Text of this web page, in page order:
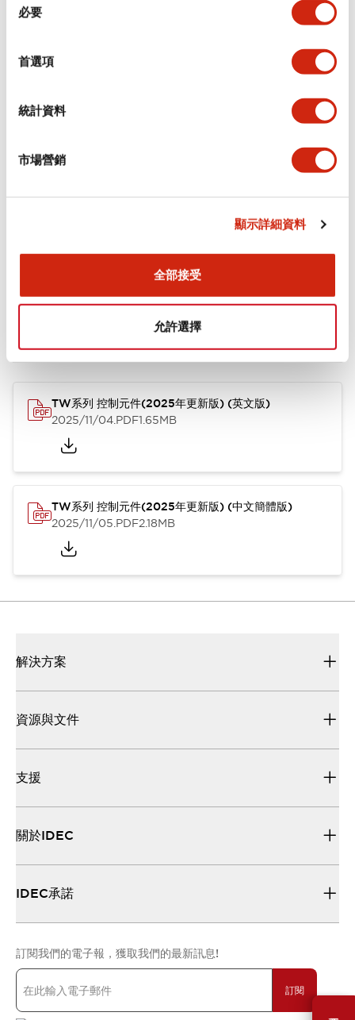
必要
首選項
統計資料
市場營銷
顯示詳細資料
全部接受
允許選擇
顯示全部+
審美規範
環境規範
TW系列 控制元件(2025年更新版) (英文版)
2025/11/04.PDF1.65MB
TW系列 控制元件(2025年更新版) (中文簡體版)
2025/11/05.PDF2.18MB
解決方案
資源與文件
支援
關於IDEC
IDEC承諾
訂閱我們的電子報，獲取我們的最新訊息!
訂閱